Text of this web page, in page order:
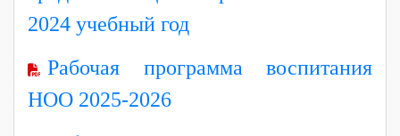
2024 учебный год
Рабочая программа воспитания
НОО 2025-2026